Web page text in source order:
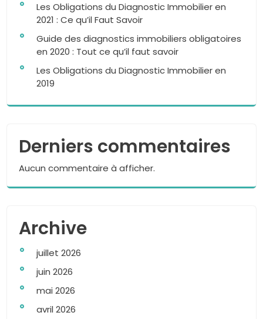
Les Obligations du Diagnostic Immobilier en
2021 : Ce qu’il Faut Savoir
Guide des diagnostics immobiliers obligatoires
en 2020 : Tout ce qu’il faut savoir
Les Obligations du Diagnostic Immobilier en
2019
Derniers commentaires
Aucun commentaire à afficher.
Archive
juillet 2026
juin 2026
mai 2026
avril 2026